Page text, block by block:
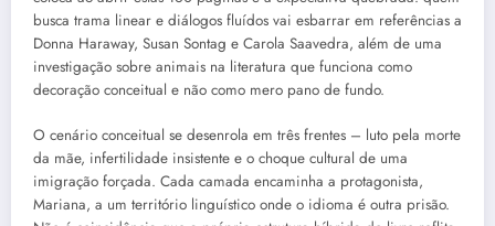
busca trama linear e diálogos fluídos vai esbarrar em referências a
Donna Haraway, Susan Sontag e Carola Saavedra, além de uma
investigação sobre animais na literatura que funciona como
decoração conceitual e não como mero pano de fundo.
O cenário conceitual se desenrola em três frentes – luto pela morte
da mãe, infertilidade insistente e o choque cultural de uma
imigração forçada. Cada camada encaminha a protagonista,
Mariana, a um território linguístico onde o idioma é outra prisão.